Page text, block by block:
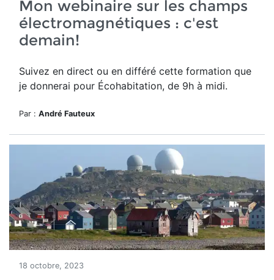
Mon webinaire sur les champs
électromagnétiques : c'est
demain!
Suivez en direct ou en différé cette formation que
je donnerai pour Écohabitation, de 9h à midi.
Par : André Fauteux
18 octobre, 2023